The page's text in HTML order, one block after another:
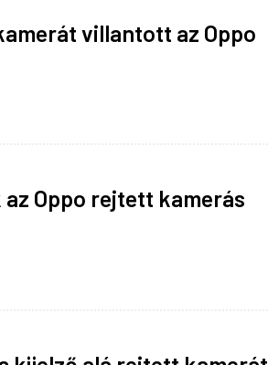
villantott az Oppo
Oppo rejtett kamerás